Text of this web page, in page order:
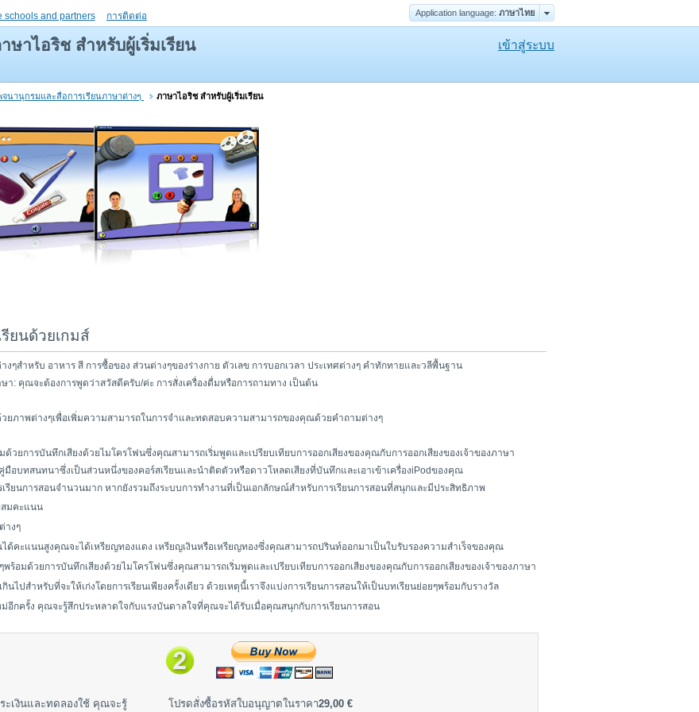
schools and partners การติดต่อ Application language: ภาษาไทย
ษาไอริช สำหรับผู้เริ่มเรียน เข้าสู่ระบบ
นานุกรมและสื่อการเรียนภาษาต่างๆ ภาษาไอริช สำหรับผู้เริ่มเรียน
ยนด้วยเกมส์
สำหรับ อาหาร สี การซื้อของ ส่วนต่างๆของร่างกาย ตัวเลข การบอกเวลา ประเทศต่างๆ คำทักทายและวลีพื้นฐาน
: คุณจะต้องการพูดว่าสวัสดีครับ/ค่ะ การสั่งเครื่องดื่มหรือการถามทาง เป็นต้น
ยภาพต่างๆเพื่อเพิ่มความสามารถในการจำและทดสอบความสามารถของคุณด้วยคำถามต่างๆ
วยการบันทึกเสียงด้วยไมโครโฟนซึ่งคุณสามารถเริ่มพูดและเปรียบเทียบการออกเสียงของคุณกับการออกเสียงของเจ้าของภาษา
อบทสนทนาซึ่งเป็นส่วนหนึ่งของคอร์สเรียนและนำติดตัวหรือดาวโหลดเสียงที่บันทึกและเอาเข้าเครื่องiPodของคุณ
รียนการสอนจำนวนมาก หากยังรวมถึงระบบการทำงานที่เป็นเอกลักษณ์สำหรับการเรียนการสอนที่สนุกและมีประสิทธิภาพ
มคะแนน
างๆ
คะแนนสูงคุณจะได้เหรียญทองแดง เหรียญเงินหรือเหรียญทองซึ่งคุณสามารถปรินท์ออกมาเป็นใบรับรองความสำเร็จของคุณ
ร้อมด้วยการบันทึกเสียงด้วยไมโครโฟนซึ่งคุณสามารถเริ่มพูดและเปรียบเทียบการออกเสียงของคุณกับการออกเสียงของเจ้าของภาษา
ไปสำหรับที่จะให้เก่งโดยการเรียนเพียงครั้งเดียว ด้วยเหตุนี้เราจึงแบ่งการเรียนการสอนให้เป็นบทเรียนย่อยๆพร้อมกับรางวัล
กครั้ง คุณจะรู้สึกประหลาดใจกับแรงบันดาลใจที่คุณจะได้รับเมื่อคุณสนุกกับการเรียนการสอน
ะเงินและทดลองใช้ คุณจะรู้ โปรดสั่งซื้อรหัสใบอนุญาตในราคา29,00 €